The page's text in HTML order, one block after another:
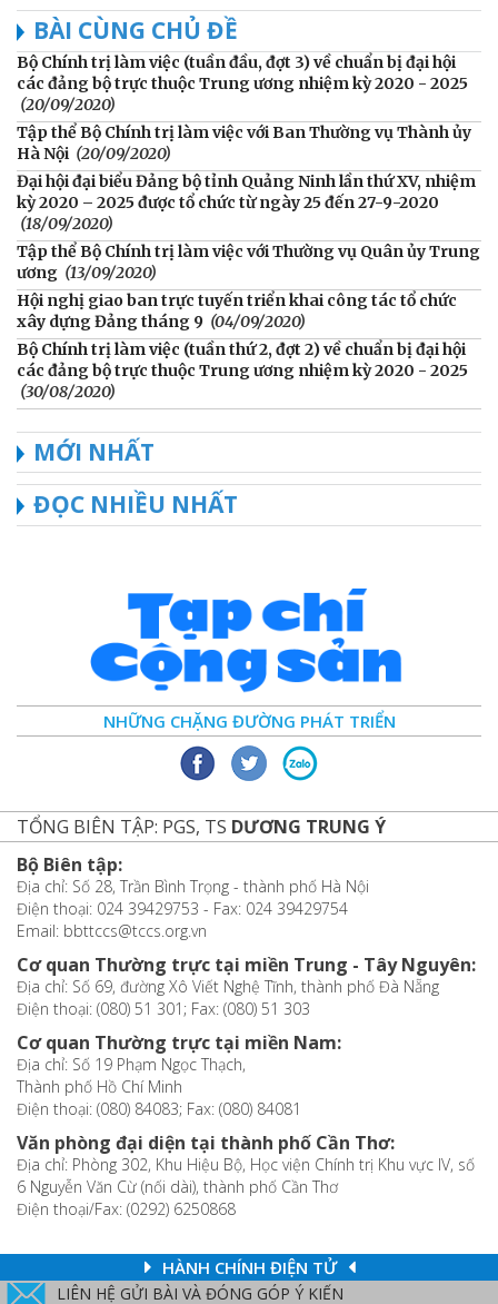
BÀI CÙNG CHỦ ĐỀ
Bộ Chính trị làm việc (tuần đầu, đợt 3) về chuẩn bị đại hội
các đảng bộ trực thuộc Trung ương nhiệm kỳ 2020 - 2025
(20/09/2020)
Tập thể Bộ Chính trị làm việc với Ban Thường vụ Thành ủy
Hà Nội (20/09/2020)
Đại hội đại biểu Đảng bộ tỉnh Quảng Ninh lần thứ XV, nhiệm
kỳ 2020 – 2025 được tổ chức từ ngày 25 đến 27-9-2020
(18/09/2020)
Tập thể Bộ Chính trị làm việc với Thường vụ Quân ủy Trung
ương (13/09/2020)
Hội nghị giao ban trực tuyến triển khai công tác tổ chức
xây dựng Đảng tháng 9 (04/09/2020)
Bộ Chính trị làm việc (tuần thứ 2, đợt 2) về chuẩn bị đại hội
các đảng bộ trực thuộc Trung ương nhiệm kỳ 2020 - 2025
(30/08/2020)
MỚI NHẤT
ĐỌC NHIỀU NHẤT
NHỮNG CHẶNG ĐƯỜNG PHÁT TRIỂN
TỔNG BIÊN TẬP: PGS, TS DƯƠNG TRUNG Ý
Bộ Biên tập:
Địa chỉ: Số 28, Trần Bình Trọng - thành phố Hà Nội
Điện thoại: 024 39429753 - Fax: 024 39429754
Email: bbttccs@tccs.org.vn
Cơ quan Thường trực tại miền Trung - Tây Nguyên:
Địa chỉ: Số 69, đường Xô Viết Nghệ Tĩnh, thành phố Đà Nẵng
Điện thoại: (080) 51 301; Fax: (080) 51 303
Cơ quan Thường trực tại miền Nam:
Địa chỉ: Số 19 Phạm Ngọc Thạch,
Thành phố Hồ Chí Minh
Điện thoại: (080) 84083; Fax: (080) 84081
Văn phòng đại diện tại thành phố Cần Thơ:
Địa chỉ: Phòng 302, Khu Hiệu Bộ, Học viện Chính trị Khu vực IV, số
6 Nguyễn Văn Cừ (nối dài), thành phố Cần Thơ
Điện thoại/Fax: (0292) 6250868
HÀNH CHÍNH ĐIỆN TỬ
LIÊN HỆ GỬI BÀI VÀ ĐÓNG GÓP Ý KIẾN